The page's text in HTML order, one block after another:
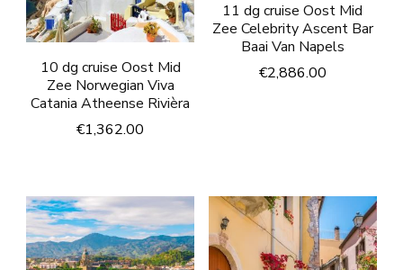
10 dg cruise Oost Mid
Zee Norwegian Viva
Catania Atheense Rivièra
€1,362.00
11 dg cruise Oost Mid
Zee Celebrity Ascent Bar
Baai Van Napels
€2,886.00